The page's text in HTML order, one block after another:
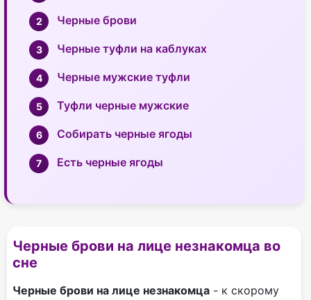
Черные брови
Черные туфли на каблуках
Черные мужские туфли
Туфли черные мужские
Собирать черные ягоды
Есть черные ягоды
Черные брови на лице незнакомца во
сне
Черные брови на лице незнакомца - к скорому